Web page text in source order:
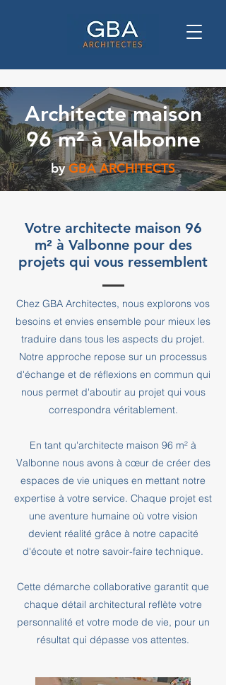
Architecte maison
96 m² à Valbonne
by GBA ARCHITECTS
Votre architecte maison 96
m² à Valbonne pour des
projets qui vous ressemblent
Chez GBA Architectes, nous explorons vos
besoins et envies ensemble pour mieux les
traduire dans tous les aspects du projet.
Notre approche repose sur un processus
d'échange et de réflexions en commun qui
nous permet d'aboutir au projet qui vous
correspondra véritablement.
En tant qu'architecte maison 96 m² à
Valbonne nous avons à cœur de créer des
espaces de vie uniques en mettant notre
expertise à votre service. Chaque projet est
une aventure humaine où votre vision
devient réalité grâce à notre capacité
d'écoute et notre savoir-faire technique.
Cette démarche collaborative garantit que
chaque détail architectural reflète votre
personnalité et votre mode de vie, pour un
résultat qui dépasse vos attentes.